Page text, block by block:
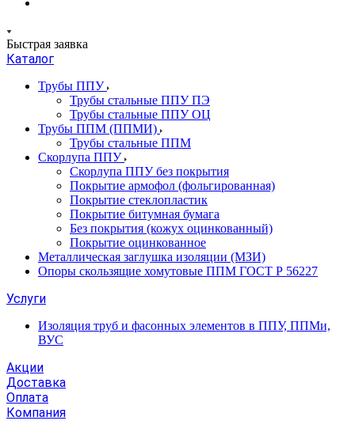
Быстрая заявка
Каталог
Трубы ППУ
Трубы стальные ППУ ПЭ
Трубы стальные ППУ ОЦ
Трубы ППМ (ППМИ)
Трубы стальные ППМ
Скорлупа ППУ
Скорлупа ППУ без покрытия
Покрытие армофол (фольгированная)
Покрытие стеклопластик
Покрытие битумная бумага
Без покрытия (кожух оцинкованный)
Покрытие оцинкованное
Металлическая заглушка изоляции (МЗИ)
Опоры скользящие хомутовые ППМ ГОСТ Р 56227
Услуги
Изоляция труб и фасонных элементов в ППУ, ППМи,
ВУС
Акции
Доставка
Оплата
Компания